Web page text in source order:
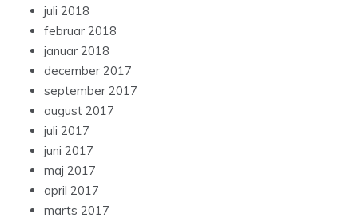
juli 2018
februar 2018
januar 2018
december 2017
september 2017
august 2017
juli 2017
juni 2017
maj 2017
april 2017
marts 2017